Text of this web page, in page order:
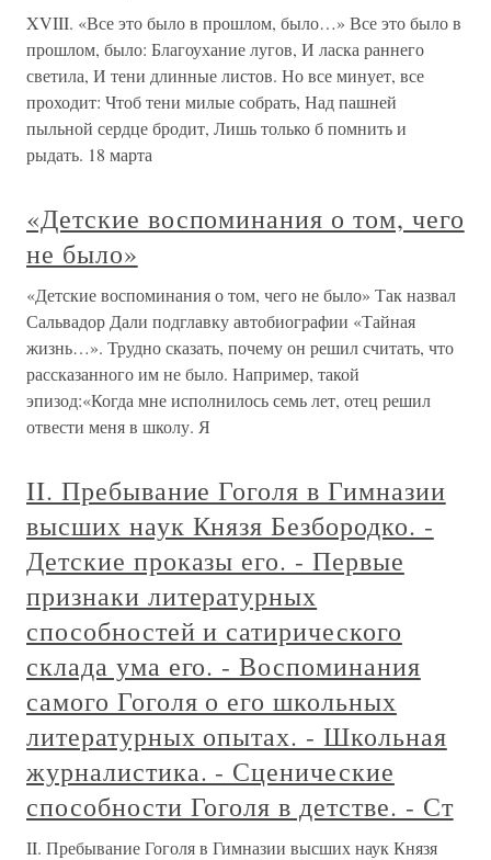
XVIII. «Все это было в прошлом, было…» Все это было в
прошлом, было: Благоухание лугов, И ласка раннего
светила, И тени длинные листов. Но все минует, все
проходит: Чтоб тени милые собрать, Над пашней
пыльной сердце бродит, Лишь только б помнить и
рыдать. 18 марта
«Детские воспоминания о том, чего
не было»
«Детские воспоминания о том, чего не было» Так назвал
Сальвадор Дали подглавку автобиографии «Тайная
жизнь…». Трудно сказать, почему он решил считать, что
рассказанного им не было. Например, такой
эпизод:«Когда мне исполнилось семь лет, отец решил
отвести меня в школу. Я
II. Пребывание Гоголя в Гимназии
высших наук Князя Безбородко. -
Детские проказы его. - Первые
признаки литературных
способностей и сатирического
склада ума его. - Воспоминания
самого Гоголя о его школьных
литературных опытах. - Школьная
журналистика. - Сценические
способности Гоголя в детстве. - Ст
II. Пребывание Гоголя в Гимназии высших наук Князя